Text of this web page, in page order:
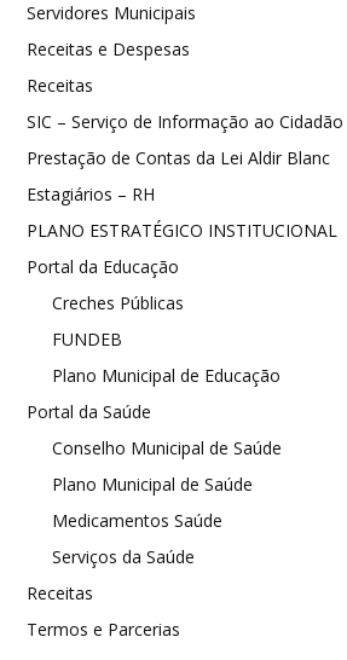
Servidores Municipais
Receitas e Despesas
Receitas
SIC – Serviço de Informação ao Cidadão
Prestação de Contas da Lei Aldir Blanc
Estagiários – RH
PLANO ESTRATÉGICO INSTITUCIONAL
Portal da Educação
Creches Públicas
FUNDEB
Plano Municipal de Educação
Portal da Saúde
Conselho Municipal de Saúde
Plano Municipal de Saúde
Medicamentos Saúde
Serviços da Saúde
Receitas
Termos e Parcerias